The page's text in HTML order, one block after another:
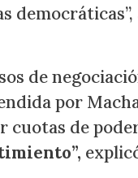
de
por
cuotas de